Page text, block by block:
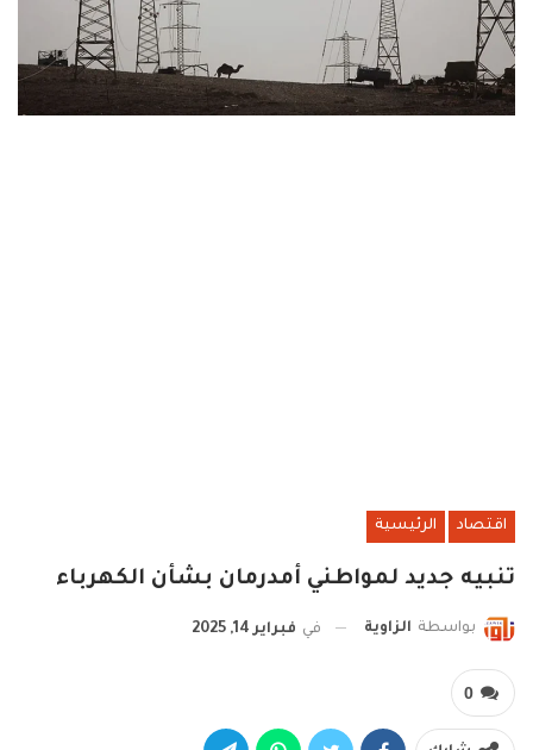
اقتصاد الرئيسية
تنبيه جديد لمواطني أمدرمان بشأن الكهرباء
بواسطة الزاوية في فبراير 14, 2025
0